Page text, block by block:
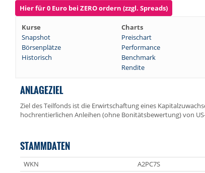
Hier für 0 Euro bei ZERO ordern (zzgl. Spreads)
Kurse Charts
Snapshot
Preischart
Börsenplätze
Performance
Historisch
Benchmark
Rendite
ANLAGEZIEL
Ziel des Teilfonds ist die Erwirtschaftung eines
hochrentierlichen Anleihen (ohne Bonitätsbewertung) von
STAMMDATEN
WKN
A2PC7S